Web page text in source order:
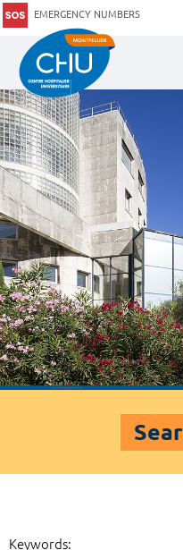
EMERGENCY NUMBERS
Keywords: